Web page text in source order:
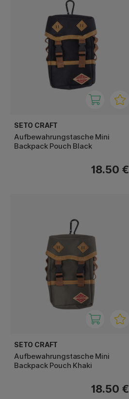
SETO CRAFT
Aufbewahrungstasche Mini
Backpack Pouch Black
18.50 €
SETO CRAFT
Aufbewahrungstasche Mini
Backpack Pouch Khaki
18.50 €